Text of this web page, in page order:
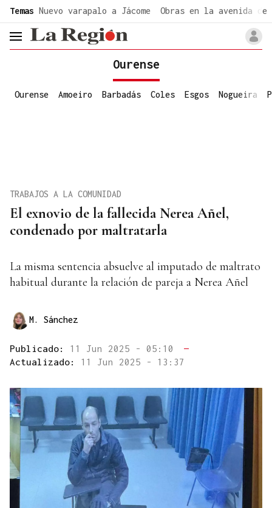
Temas Nuevo varapalo a Jácome Obras en la avenida de
header.menu.open
Ourense
Ourense Amoeiro Barbadás Coles Esgos Nogueira
El exnovio de la fallecida Nerea Añel,
condenado por maltratarla
TRABAJOS A LA COMUNIDAD
La misma sentencia absuelve al imputado de maltrato
habitual durante la relación de pareja a Nerea Añel
M. Sánchez
Publicado: 11 Jun 2025 - 05:10
—
Actualizado: 11 Jun 2025 - 13:37